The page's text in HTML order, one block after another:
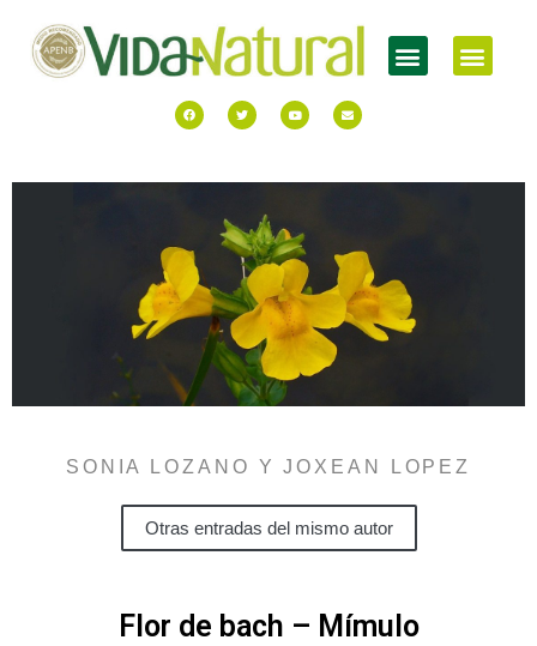
SONIA LOZANO Y JOXEAN LOPEZ
Otras entradas del mismo autor
Flor de bach – Mímulo